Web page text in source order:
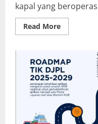
kapal yang
Read MoreRead
more
Kesiapan
Kapal
Layani
Nataru
di
Pelabuhan
Merauke
dan
Merak